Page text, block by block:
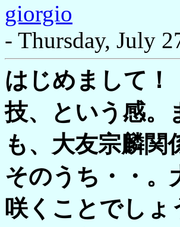
giorgio
- Thursday, July
はじめまし
技、という感。
も、大友宗麟
そのうち・・。
咲くことでしょ